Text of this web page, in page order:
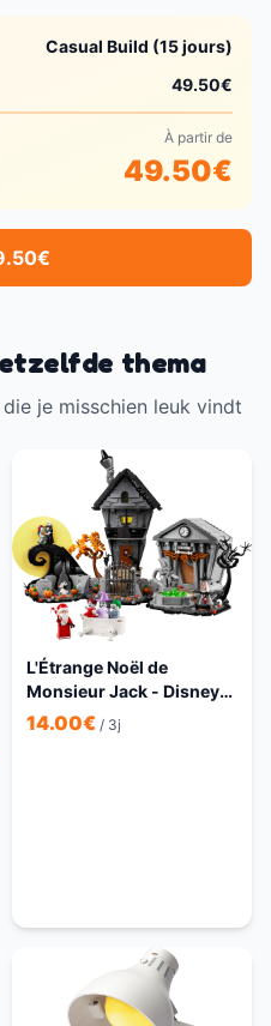
Casual Build (15 jours)
49.50€
À partir de
49.50€
€
thema
je misschien leuk vindt
L'Étrange Noël de
Monsieur Jack - Disney
Tim Burton
14.00€ / 3j